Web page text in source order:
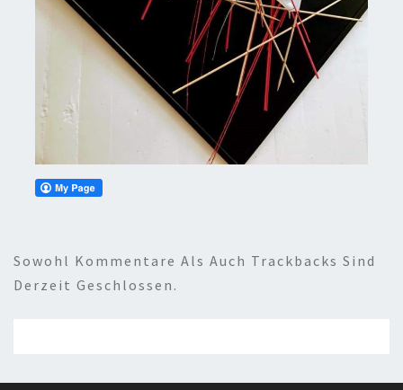
Sowohl Kommentare Als Auch Trackbacks Sind
Derzeit Geschlossen.